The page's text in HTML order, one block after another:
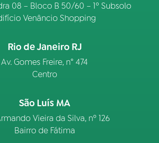
08 – Bloco B 50/60 – 1º Subsolo
Venâncio Shopping
Rio de Janeiro RJ
Av. Gomes Freire, n° 474
Centro
São Luís MA
Vieira da Silva, nº 126
Bairro de Fátima